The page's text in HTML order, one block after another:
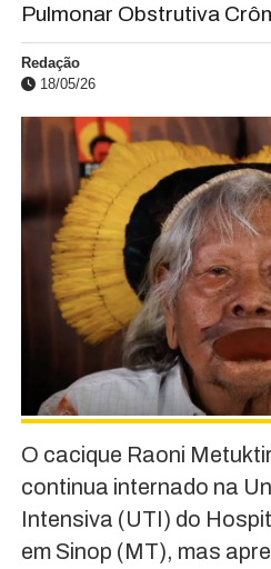
Pulmonar Obstrutiva
Redação
18/05/26
O cacique Raoni
continua internado na
Intensiva (UTI) do
em Sinop (MT), mas